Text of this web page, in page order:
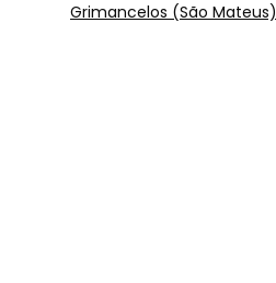
Grimancelos (São Mateus)